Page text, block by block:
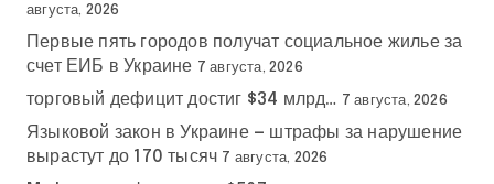
августа, 2026
Первые пять городов получат социальное жилье за
счет ЕИБ в Украине 7 августа, 2026
торговый дефицит достиг $34 млрд… 7 августа, 2026
Языковой закон в Украине — штрафы за нарушение
вырастут до 170 тысяч 7 августа, 2026